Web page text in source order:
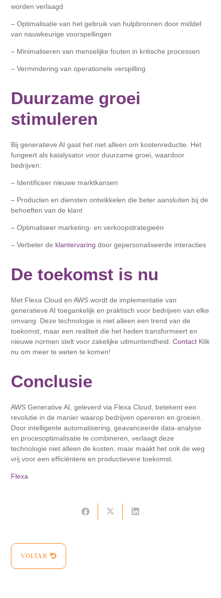
worden verlaagd
– Optimalisatie van het gebruik van hulpbronnen door middel
van nauwkeurige voorspellingen
– Minimaliseren van menselijke fouten in kritische processen
– Vermindering van operationele verspilling
Duurzame groei
stimuleren
Bij generatieve AI gaat het niet alleen om kostenreductie. Het
fungeert als katalysator voor duurzame groei, waardoor
bedrijven:
– Identificeer nieuwe marktkansen
– Producten en diensten ontwikkelen die beter aansluiten bij de
behoeften van de klant
– Optimaliseer marketing- en verkoopstrategieën
– Verbeter de klantervaringdoor gepersonaliseerde interacties
De toekomst is nu
Met Flexa Cloud en AWS wordt de implementatie van
generatieve AI toegankelijk en praktisch voor bedrijven van elke
omvang. Deze technologie is niet alleen een trend van de
toekomst, maar een realiteit die het heden transformeert en
nieuwe normen stelt voor zakelijke uitmuntendheid.Contact Klik
nu om meer te weten te komen!
Conclusie
AWS Generative AI, geleverd via Flexa Cloud, betekent een
revolutie in de manier waarop bedrijven opereren en groeien.
Door intelligente automatisering, geavanceerde data-analyse
en procesoptimalisatie te combineren, verlaagt deze
technologie niet alleen de kosten, maar maakt het ook de weg
vrij voor een efficiëntere en productievere toekomst.
Flexa
VOLTAR